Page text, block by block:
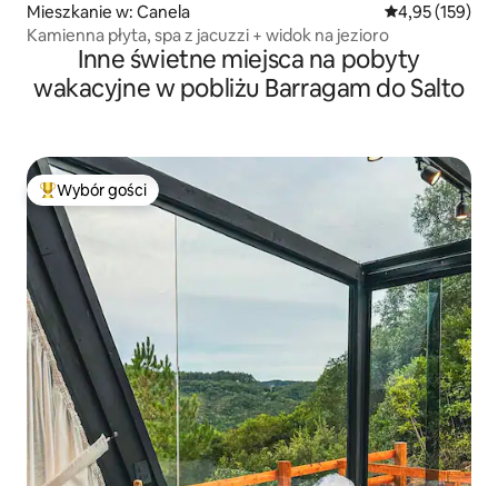
Mieszkanie w: Canela Średnia
4,95 (159)
Kamienna płyta, spa z jacuzzi + widok na jezioro
Inne świetne miejsca na pobyty
wakacyjne w pobliżu Barragam do Salto
Najpopularniejsze z kategorii Wybór gości
Wybór gości